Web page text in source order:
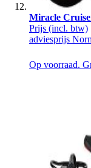
Miracle
Prijs (incl. btw)
adviesprijs
Op voorraad.